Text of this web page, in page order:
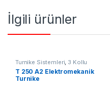
İlgili ürünler
Turnike Sistemleri, 3 Kollu
Turnike
T 250 A2 Elektromekanik
Turnike